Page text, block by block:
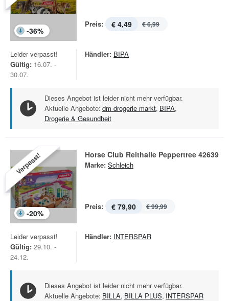
-36%
Preis: € 4,49 € 6,99
Leider verpasst!
Gültig: 16.07. -
30.07.
Händler: BIPA
Dieses Angebot ist leider nicht mehr verfügbar.
Aktuelle Angebote: dm drogerie markt, BIPA,
Drogerie & Gesundheit
Verpasst!
-20%
Horse Club Reithalle Peppertree 42639
Marke: Schleich
Preis: € 79,90 € 99,99
Leider verpasst!
Gültig: 29.10. -
24.12.
Händler: INTERSPAR
Dieses Angebot ist leider nicht mehr verfügbar.
Aktuelle Angebote: BILLA, BILLA PLUS, INTERSPAR